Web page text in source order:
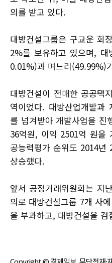
의를 받고 있다.
대방건설그룹은 구교운 회
2%를 보유하고 있으며,
0.01%)과 며느리(49.99%)
대방건설이 전매한 공공택
역이었다. 대방산업개발과
를 넘겨받아 개발사업을 진
36억원, 이익 2501억 원을
공능력평가 순위도 2014년
상승했다.
앞서 공정거래위원회는 지
의로 대방건설그룹 7개 사
을 부과하고, 대방건설을 검